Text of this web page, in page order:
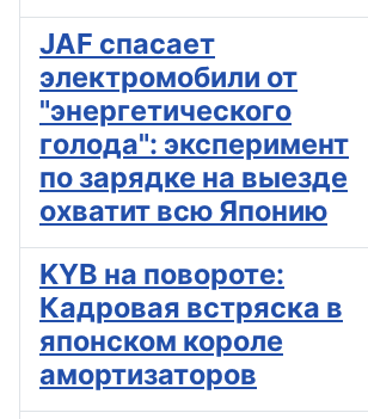
JAF спасает
электромобили от
"энергетического
голода": эксперимент
по зарядке на выезде
охватит всю Японию
KYB на повороте:
Кадровая встряска в
японском короле
амортизаторов